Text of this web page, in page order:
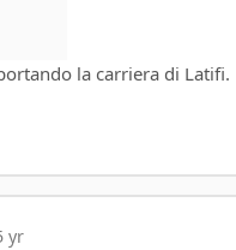
la carriera di Latifi.
yr